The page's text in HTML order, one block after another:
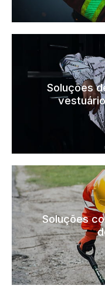
Soluções
Soluções